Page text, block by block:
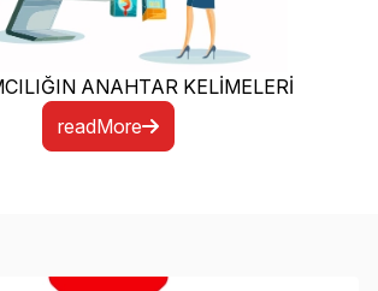
ANAHTAR KELİMELERİ
readMore